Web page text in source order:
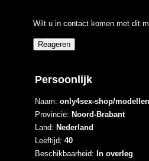
Wilt u in contact komen met dit
Persoonlijk
Naam: only4sex-shop/modellen
Provincie: Noord-Brabant
Land: Nederland
Leeftijd: 40
Beschikbaarheid: In overleg